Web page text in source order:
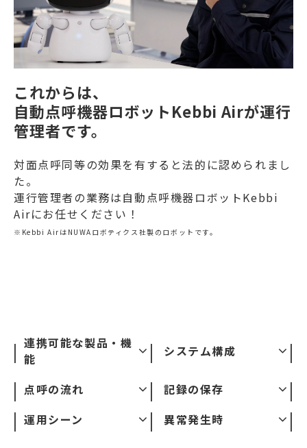
これからは、
自動点呼機器ロボットKebbi Airが運行
管理者です。
対面点呼同等の効果を有すると法的に認められまし
た。
運行管理者の業務は自動点呼機器ロボットKebbi
Airにお任せください！
※Kebbi AirはNUWAロボティクス社製のロボットです。
連携可能な製品・機
能
システム構成
点呼の流れ
記録の保存
運用シーン
異常発生時